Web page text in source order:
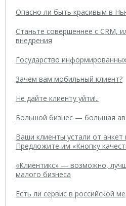
Опасно ли быть красивым в
Станьте совершеннее с CRM,
внедрения
Государство
Зачем вам мобильный клиент?
Не дайте клиенту уйти!..
Большой бизнес — большая
Ваши клиенты устали от анкет
Предложите им «Кнопку
«Клиентикс» — возможно,
малого бизнеса
Есть ли сервис в российской